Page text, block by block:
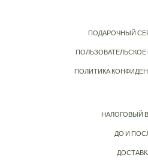
ПОДАРОЧНЫЙ
ПОЛИТИКА
НАЛОГОВЫЙ
ДО И